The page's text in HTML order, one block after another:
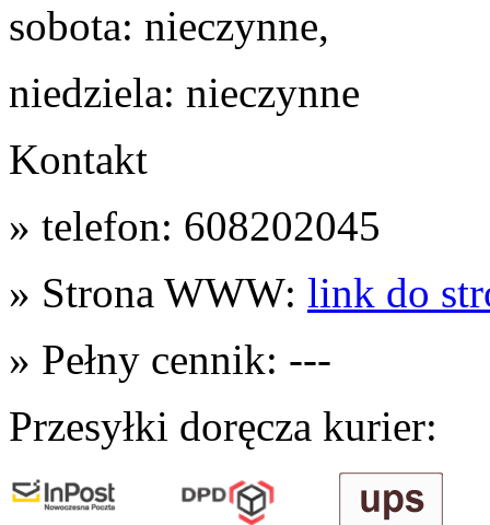
sobota: nieczynne,
niedziela: nieczynne
Kontakt
» telefon: 608202045
» Strona WWW: link do
» Pełny cennik: ---
Przesyłki doręcza kurier: